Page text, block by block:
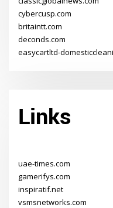
cybercusp.com
britaintt.com
deconds.com
easycartltd-
Links
uae-times.com
gamerifys.com
inspiratif.net
vsmsnetworks.com